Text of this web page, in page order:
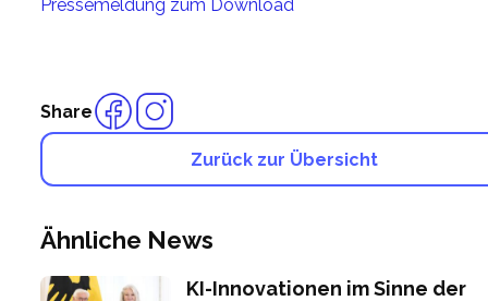
Pressemeldung zum Download
Share
Zurück zur Übersicht
Ähnliche News
KI-Innovationen im Sinne der